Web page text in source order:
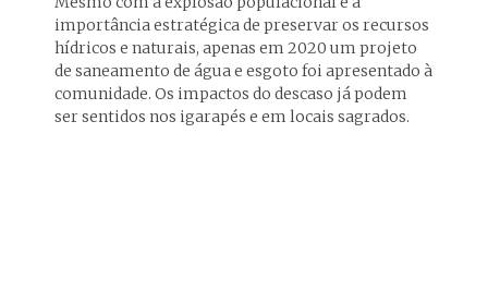
importância estratégica de preservar os recursos
hídricos e naturais, apenas em 2020 um projeto
de saneamento de água e esgoto foi apresentado à
comunidade. Os impactos do descaso já podem
ser sentidos nos igarapés e em locais sagrados.